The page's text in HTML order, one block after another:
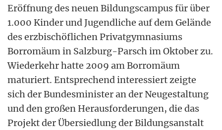
Eröffnung des neuen Bildungscampus für über
1.000 Kinder und Jugendliche auf dem Gelände
des erzbischöflichen Privatgymnasiums
Borromäum in Salzburg-Parsch im Oktober zu.
Wiederkehr hatte 2009 am Borromäum
maturiert. Entsprechend interessiert zeigte
sich der Bundesminister an der Neugestaltung
und den großen Herausforderungen, die das
Projekt der Übersiedlung der Bildungsanstalt